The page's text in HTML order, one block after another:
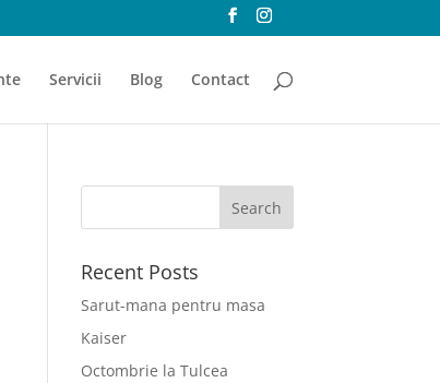
Servicii Blog Contact
Recent Posts
Sarut-mana pentru masa
Kaiser
Octombrie la Tulcea